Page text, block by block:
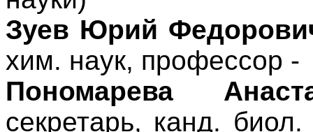
Зуев Юрий
хим. наук, профессор -
Пономарева
секретарь, канд.